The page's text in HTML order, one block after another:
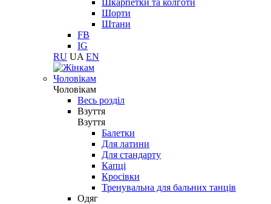
Шкарпетки та колготи
Шорти
Штани
FB
IG
RU UA EN
Чоловікам
Чоловікам
Весь розділ
Взуття
Взуття
Балетки
Для латини
Для стандарту
Капці
Кросівки
Тренувальна для бальних танців
Одяг